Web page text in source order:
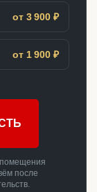
от 3 900 ₽
от 1 900 ₽
помещения
после